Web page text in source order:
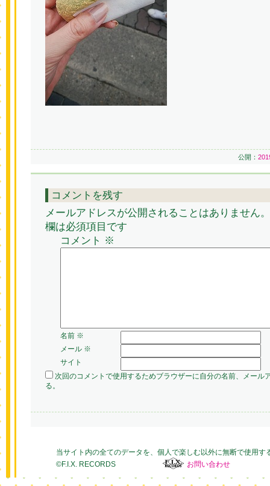
公開：
コメントを残す
メールアドレスが公開されることはありません。
欄は必須項目です
コメント ※
名前 ※
メール ※
サイト
次回のコメントで使用するためブラウザーに自分の名前、メール
る。
当サイト内の全てのデータを、個人で楽しむ以外に無断で使用す
©F.I.X. RECORDS
お問い合わせ